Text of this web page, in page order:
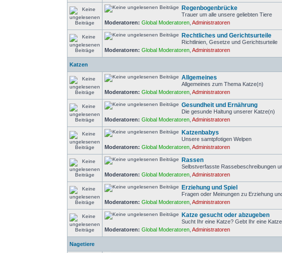
Regenbogenbrücke
Trauer um alle unsere geliebten Tiere
Moderatoren: Global Moderatoren ,Administratoren
Rechtliches und Gerichtsurteile
Richtlinien, Gesetze und Gerichtsurteile
Moderatoren: Global Moderatoren ,Administratoren
Katzen
Allgemeines
Allgemeines zum Thema Katze(n)
Moderatoren: Global Moderatoren ,Administratoren
Gesundheit und Ernährung
Die gesunde Haltung unserer Katze(n)
Moderatoren: Global Moderatoren ,Administratoren
Katzenbabys
Unsere samtpfotigen Welpen
Moderatoren: Global Moderatoren ,Administratoren
Rassen
Selbstverfasste Rassebeschreibungen
Moderatoren: Global Moderatoren ,Administratoren
Erziehung und Spiel
Fragen oder Meinungen zu Erziehung
Moderatoren: Global Moderatoren ,Administratoren
Katze gesucht oder abzugeben
Sucht Ihr eine Katze? Gebt Ihr eine
Moderatoren: Global Moderatoren ,Administratoren
Nagetiere